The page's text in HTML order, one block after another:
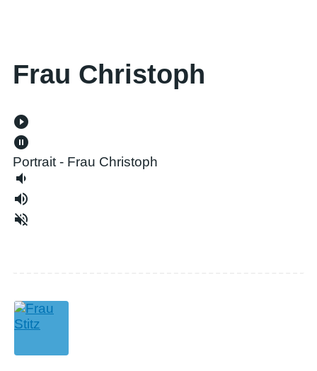
Frau Christoph
play_circle_filled
pause_circle_filled
Portrait - Frau Christoph
volume_down
volume_up
volume_off